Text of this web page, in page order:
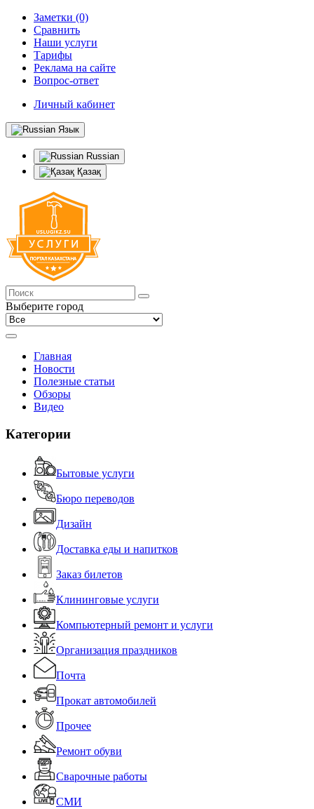
Заметки (0)
Сравнить
Наши услуги
Тарифы
Реклама на сайте
Вопрос-ответ
Личный кабинет
Язык
Russian
Қазақ
Выберите город
Главная
Новости
Полезные статьи
Обзоры
Видео
Категории
Бытовые услуги
Бюро переводов
Дизайн
Доставка еды и напитков
Заказ билетов
Клининговые услуги
Компьютерный ремонт и услуги
Организация праздников
Почта
Прокат автомобилей
Прочее
Ремонт обуви
Сварочные работы
СМИ